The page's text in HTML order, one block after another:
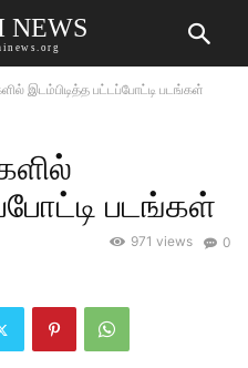
NEWS
இடம்பிடித்த பட்டப்போட்டி படங்கள்
படங்கள்
0
971 views